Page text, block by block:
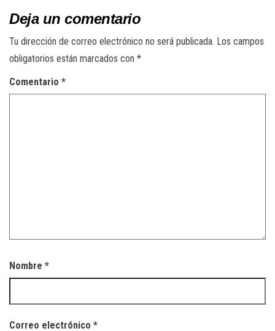
Deja un comentario
Tu dirección de correo electrónico no será publicada. Los campos
obligatorios están marcados con *
Comentario *
Nombre *
Correo electrónico *